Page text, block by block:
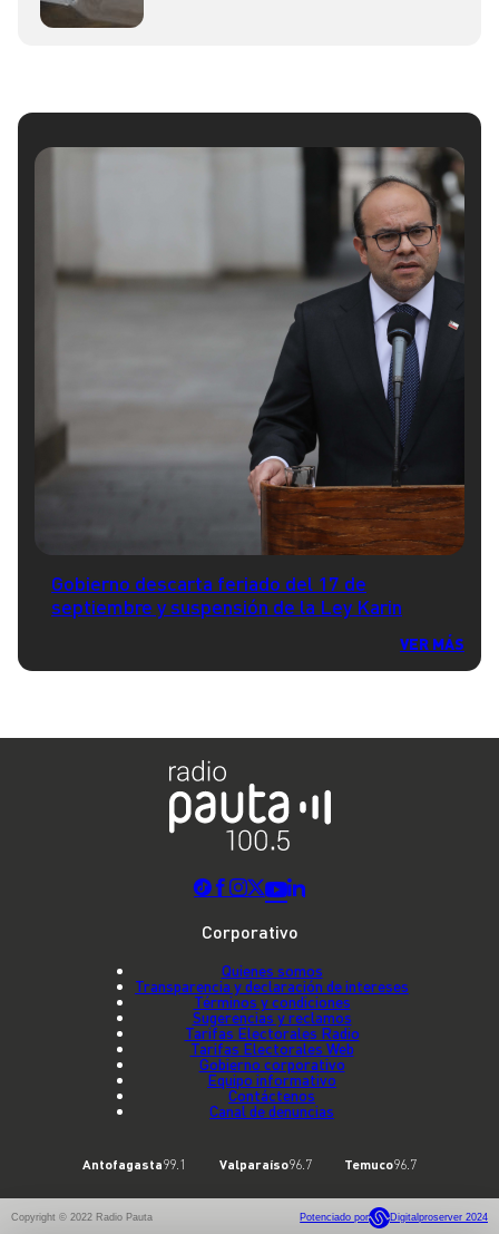
Gobierno descarta feriado del 17 de
septiembre y suspensión de la Ley Karin
VER MÁS
Corporativo
Quienes somos
Transparencia y declaración de intereses
Términos y condiciones
Sugerencias y reclamos
Tarifas Electorales Radio
Tarifas Electorales Web
Gobierno corporativo
Equipo informativo
Contáctenos
Canal de denuncias
Antofagasta99.1 Valparaíso96.7 Temuco96.7
Copyright © 2022 Radio Pauta Potenciado por Digitalproserver 2024